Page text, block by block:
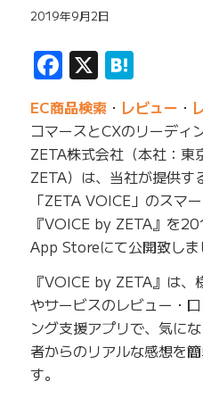
2019年9月2日
Facebook
X
EC商品検索・ レビュー ・
コマースとCXのリーディ
ZETA株式会社（本社：東
ZETA）は、当社が提供す
「ZETA VOICE」のスマ
『VOICE by ZETA』を
App Storeにて公開致しま
『VOICE by ZETA』は
やサービスのレビュー・
ング支援アプリで、気に
者からのリアルな感想を
す。